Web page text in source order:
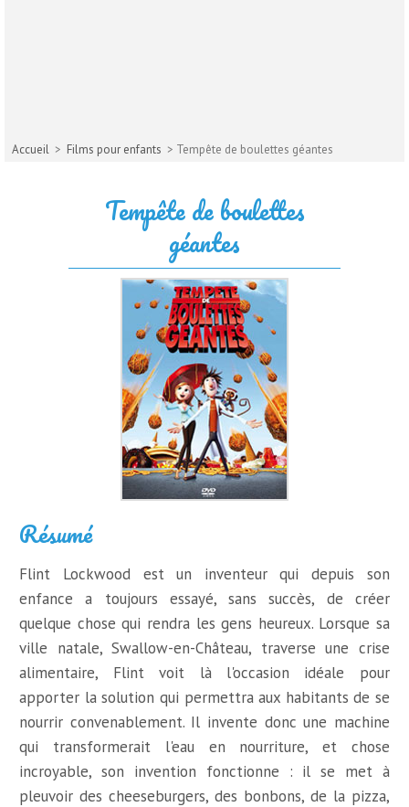
Accueil > Films pour enfants > Tempête de boulettes géantes
Tempête de boulettes
géantes
Résumé
Flint Lockwood est un inventeur qui depuis son
enfance a toujours essayé, sans succès, de créer
quelque chose qui rendra les gens heureux. Lorsque sa
ville natale, Swallow-en-Château, traverse une crise
alimentaire, Flint voit là l'occasion idéale pour
apporter la solution qui permettra aux habitants de se
nourrir convenablement. Il invente donc une machine
qui transformerait l'eau en nourriture, et chose
incroyable, son invention fonctionne : il se met à
pleuvoir des cheeseburgers, des bonbons, de la pizza,